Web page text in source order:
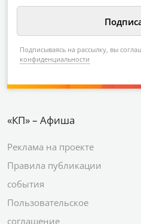
Подписываясь на рассылку, вы
конфиденциальности
«КП» – Афиша
Реклама на проекте
Правила публикации
события
Пользовательское
соглашение